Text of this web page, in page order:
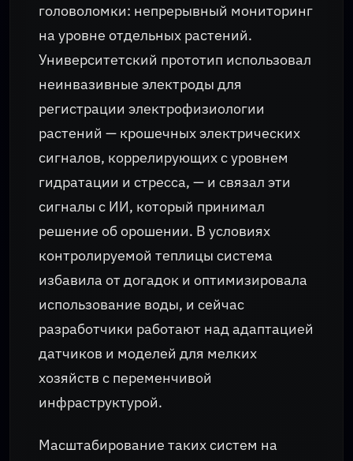
головоломки: непрерывный мониторинг
на уровне отдельных растений.
Университетский прототип использовал
неинвазивные электроды для
регистрации электрофизиологии
растений — крошечных электрических
сигналов, коррелирующих с уровнем
гидратации и стресса, — и связал эти
сигналы с ИИ, который принимал
решение об орошении. В условиях
контролируемой теплицы система
избавила от догадок и оптимизировала
использование воды, и сейчас
разработчики работают над адаптацией
датчиков и моделей для мелких
хозяйств с переменчивой
инфраструктурой.
Масштабирование таких систем на